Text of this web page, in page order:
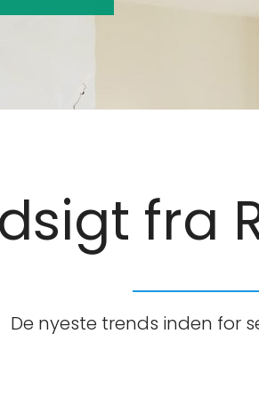
fra
De nyeste trends inden for